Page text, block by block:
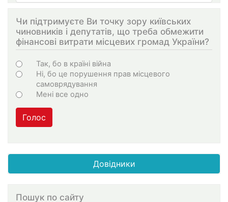
Чи підтримуєте Ви точку зору київських
чиновників і депутатів, що треба обмежити
фінансові витрати місцевих громад України?
Варіанти
Так, бо в країні війна
Ні, бо це порушення прав місцевого
самоврядування
Мені все одно
Голос
Довідники
Пошук по сайту